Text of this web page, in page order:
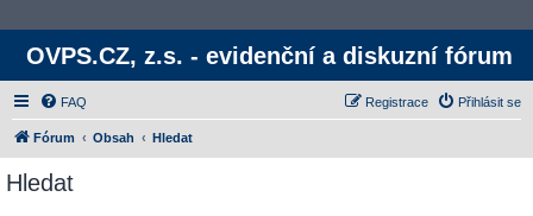
OVPS.CZ, z.s. - evidenční a diskuzní fórum
FAQ Přihlásit se
Registrace
Fórum Obsah Hledat
Hledat